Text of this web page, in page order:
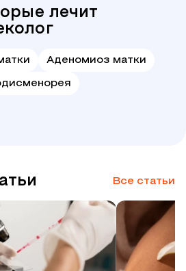
лечит
Аденомиоз матки
Все статьи